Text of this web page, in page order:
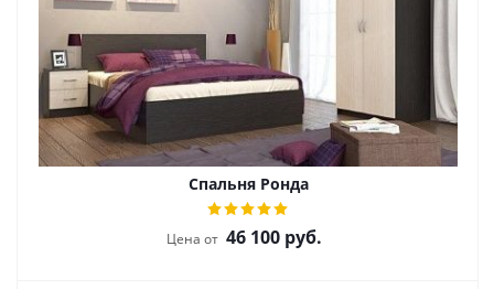
Спальня Ронда
Цена от 46 100 руб.